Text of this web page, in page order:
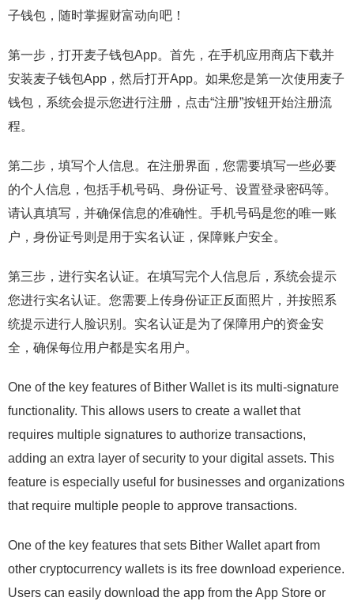
子钱包，随时掌握财富动向吧！
第一步，打开麦子钱包App。首先，在手机应用商店下载并
安装麦子钱包App，然后打开App。如果您是第一次使用麦子
钱包，系统会提示您进行注册，点击“注册”按钮开始注册流
程。
第二步，填写个人信息。在注册界面，您需要填写一些必要
的个人信息，包括手机号码、身份证号、设置登录密码等。
请认真填写，并确保信息的准确性。手机号码是您的唯一账
户，身份证号则是用于实名认证，保障账户安全。
第三步，进行实名认证。在填写完个人信息后，系统会提示
您进行实名认证。您需要上传身份证正反面照片，并按照系
统提示进行人脸识别。实名认证是为了保障用户的资金安
全，确保每位用户都是实名用户。
One of the key features of Bither Wallet is its multi-signature
functionality. This allows users to create a wallet that
requires multiple signatures to authorize transactions,
adding an extra layer of security to your digital assets. This
feature is especially useful for businesses and organizations
that require multiple people to approve transactions.
One of the key features that sets Bither Wallet apart from
other cryptocurrency wallets is its free download experience.
Users can easily download the app from the App Store or